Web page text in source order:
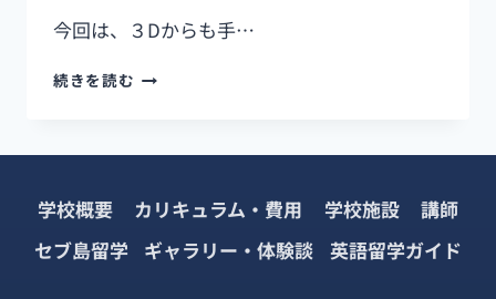
今回は、３Dからも手…
続きを読む
っ
ユ
学校概要 カリキュラム・費用 学校施設
講師
セブ島留学 ギャラリー・体験談 英語留学ガイド